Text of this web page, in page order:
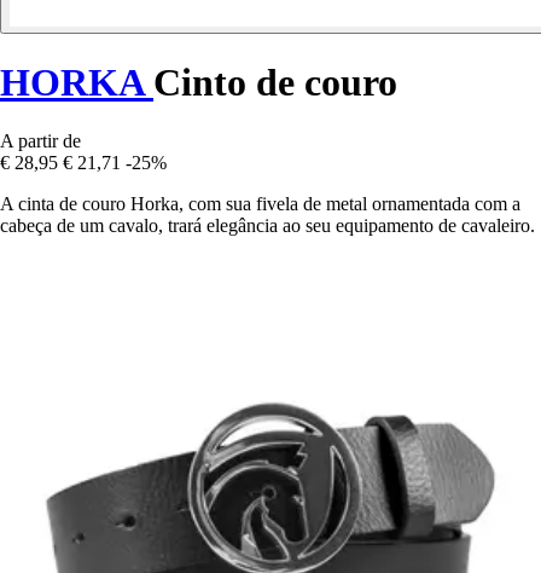
HORKACinto de couro
A partir de
€ 28,95 € 21,71 -25%
A cinta de couro Horka, com sua fivela de metal ornamentada com a
cabeça de um cavalo, trará elegância ao seu equipamento de cavaleiro.